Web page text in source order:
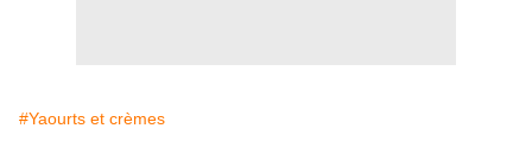
#Yaourts et crèmes